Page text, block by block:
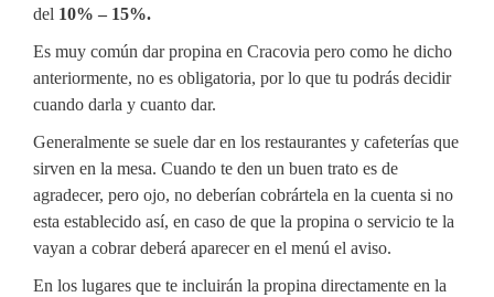
del 10% – 15%.
Es muy común dar propina en Cracovia pero como he dicho
anteriormente, no es obligatoria, por lo que tu podrás decidir
cuando darla y cuanto dar.
Generalmente se suele dar en los restaurantes y cafeterías que
sirven en la mesa. Cuando te den un buen trato es de
agradecer, pero ojo, no deberían cobrártela en la cuenta si no
esta establecido así, en caso de que la propina o servicio te la
vayan a cobrar deberá aparecer en el menú el aviso.
En los lugares que te incluirán la propina directamente en la